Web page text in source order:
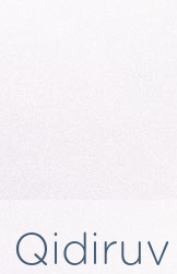
Qidiruv